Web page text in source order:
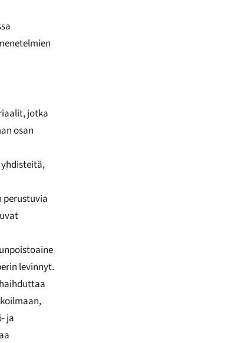
jotka
osan
perustuvia
levinnyt.
ja